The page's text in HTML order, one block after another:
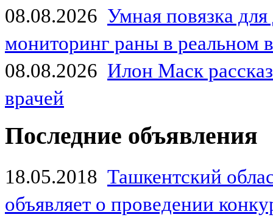
08.08.2026 Умная повязка
мониторинг раны в реальном
08.08.2026 Илон Маск
врачей
Последние объявления
18.05.2018 Ташкентский
объявляет о проведении